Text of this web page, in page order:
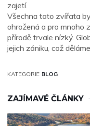
zajetí.
Všechna tato zvířata
ohrožená a pro mnoho
přírodě trvale nízký.
jejich zániku, což
KATEGORIE BLOG
ZAJÍMAVÉ ČLÁNKY